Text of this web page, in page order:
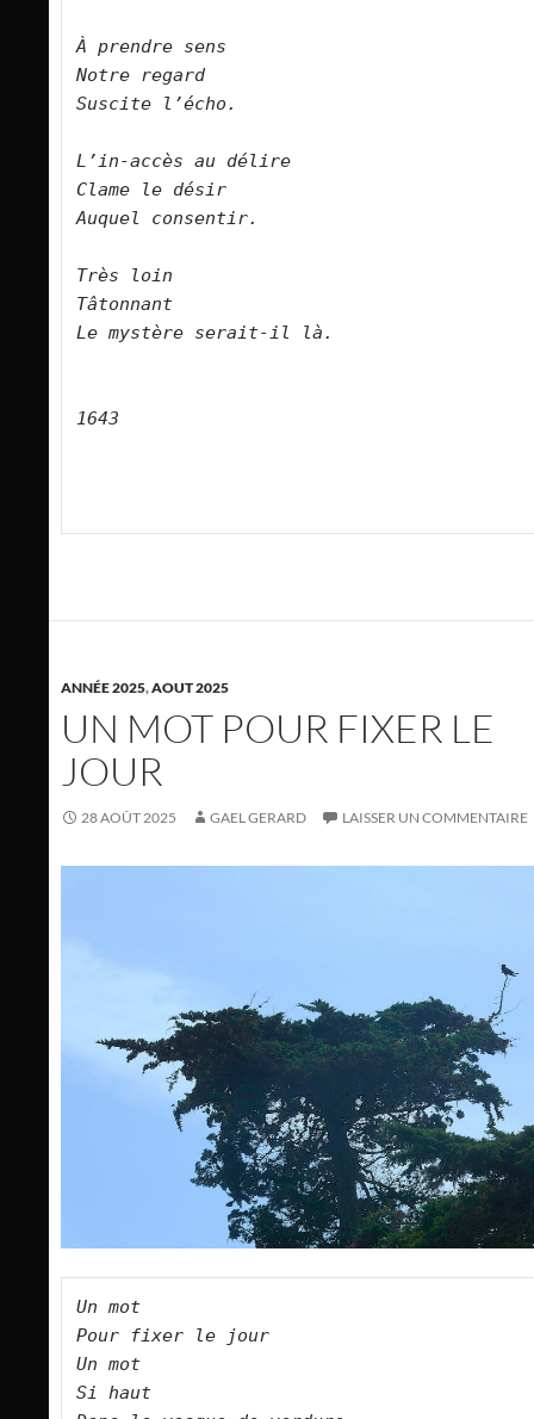
À prendre sens
Notre regard
Suscite l’écho.
L’in-accès au délire
Clame le désir
Auquel consentir.
Très loin
Tâtonnant
Le mystère serait-il là.
1643
ANNÉE 2025,AOUT 2025
UN MOT POUR FIXER LE
JOUR
28 AOÛT 2025 GAEL GERARD LAISSER UN COMMENTAIRE
Un mot
Pour fixer le jour
Un mot
Si haut